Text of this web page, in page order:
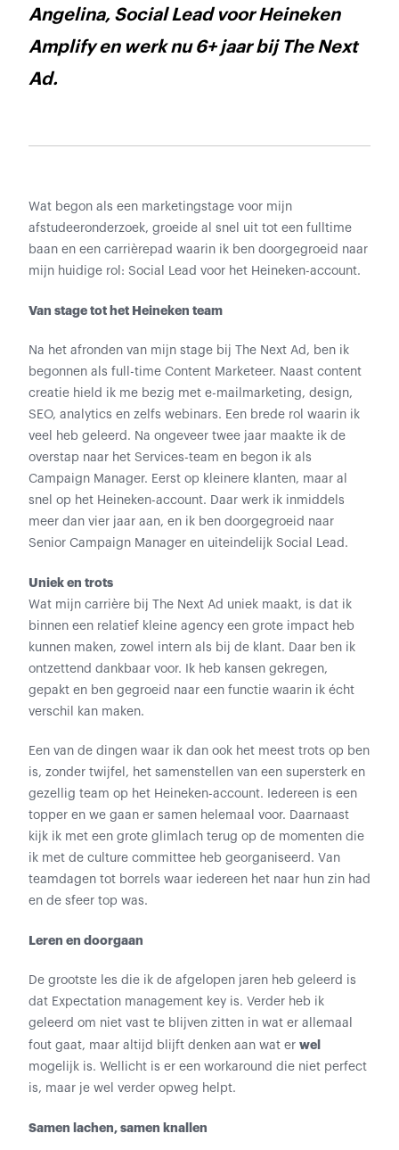
Angelina, Social Lead voor Heineken
Amplify en werk nu 6+ jaar bij The Next
Ad.
Wat begon als een marketingstage voor mijn
afstudeeronderzoek, groeide al snel uit tot een fulltime
baan en een carrièrepad waarin ik ben doorgegroeid naar
mijn huidige rol: Social Lead voor het Heineken-account.
Van stage tot het Heineken team
Na het afronden van mijn stage bij The Next Ad, ben ik
begonnen als full-time Content Marketeer. Naast content
creatie hield ik me bezig met e-mailmarketing, design,
SEO, analytics en zelfs webinars. Een brede rol waarin ik
veel heb geleerd. Na ongeveer twee jaar maakte ik de
overstap naar het Services-team en begon ik als
Campaign Manager. Eerst op kleinere klanten, maar al
snel op het Heineken-account. Daar werk ik inmiddels
meer dan vier jaar aan, en ik ben doorgegroeid naar
Senior Campaign Manager en uiteindelijk Social Lead.
Uniek en trots
Wat mijn carrière bij The Next Ad uniek maakt, is dat ik
binnen een relatief kleine agency een grote impact heb
kunnen maken, zowel intern als bij de klant. Daar ben ik
ontzettend dankbaar voor. Ik heb kansen gekregen,
gepakt en ben gegroeid naar een functie waarin ik écht
verschil kan maken.
Een van de dingen waar ik dan ook het meest trots op ben
is, zonder twijfel, het samenstellen van een supersterk en
gezellig team op het Heineken-account. Iedereen is een
topper en we gaan er samen helemaal voor. Daarnaast
kijk ik met een grote glimlach terug op de momenten die
ik met de culture committee heb georganiseerd. Van
teamdagen tot borrels waar iedereen het naar hun zin had
en de sfeer top was.
Leren en doorgaan
De grootste les die ik de afgelopen jaren heb geleerd is
dat Expectation management key is. Verder heb ik
geleerd om niet vast te blijven zitten in wat er allemaal
fout gaat, maar altijd blijft denken aan wat er wel
mogelijk is. Wellicht is er een workaround die niet perfect
is, maar je wel verder opweg helpt.
Samen lachen, samen knallen